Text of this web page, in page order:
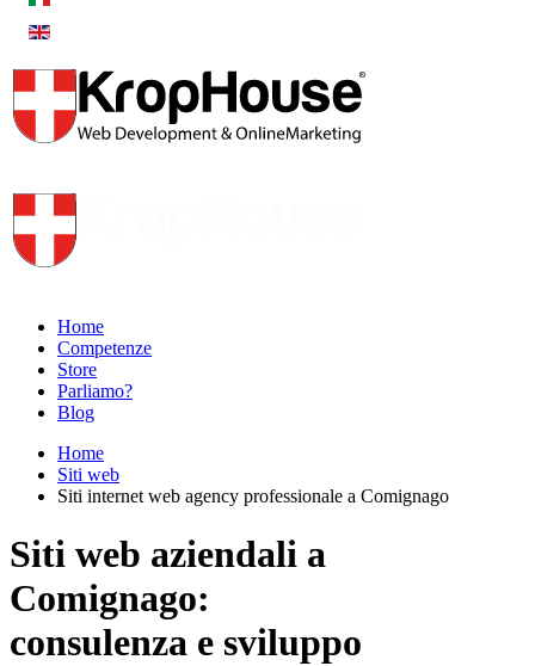
Home
Competenze
Store
Parliamo?
Blog
Home
Siti web
Siti internet web agency professionale a Comignago
Siti web aziendali a
Comignago:
consulenza e sviluppo